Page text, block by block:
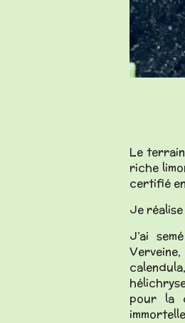
Le
riche
certifié en
Je réalise
J’ai
pour la